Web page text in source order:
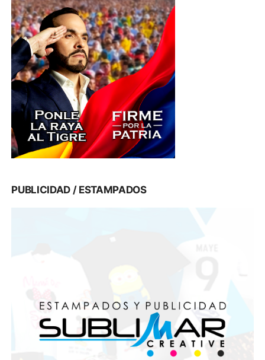
PUBLICIDAD / ESTAMPADOS